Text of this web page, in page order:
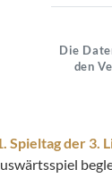
Die
den
Spieltag der 3.